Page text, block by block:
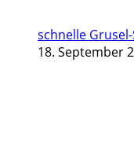
schnelle
18. September